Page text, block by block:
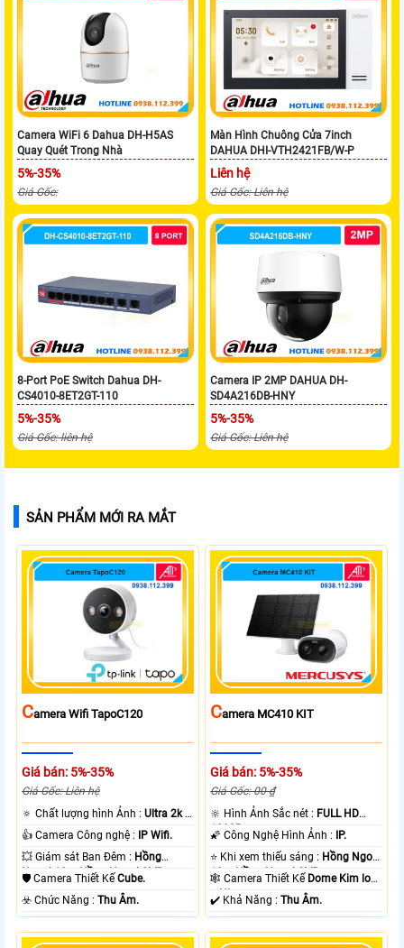
Camera WiFi 6 Dahua DH-H5AS
Quay Quét Trong Nhà
5%-35%
Giá Gốc:
Màn Hình Chuông Cửa 7inch
DAHUA DHI-VTH2421FB/W-P
Liên hệ
Giá Gốc: Liên hệ
8-Port PoE Switch Dahua DH-
CS4010-8ET2GT-110
5%-35%
Giá Gốc: liên hệ
Camera IP 2MP DAHUA DH-
SD4A216DB-HNY
5%-35%
Giá Gốc: Liên hệ
SẢN PHẨM MỚI RA MẮT
CAmera Wifi TapoC120
Giá bán: 5%-35%
Giá Gốc: Liên hệ
🔅 Chất lượng hình Ảnh :Ultra 2k +
.
👍 Camera Công nghệ :
IP Wifi.
💥 Giám sát Ban Đêm : Hồng
Ngoại 10m Hồng Ngoại SMD.
🛡 Camera Thiết KếCube.
️☣️ Chức Năng :Thu Âm.
CAmera MC410 KIT
Giá bán: 5%-35%
Giá Gốc: 00 ₫
🔆 Hình Ảnh Sắc nét : FULL HD
1080P .
🌠 Công Nghệ Hình Ảnh :
IP.
⭐ Khi xem thiếu sáng : Hồng Ngoại
10m Hồng Ngoại SMD.
🕸️ Camera Thiết Kế Dome Kim loại
+ Nhựa.
️✔️ Khả Năng :Thu Âm.